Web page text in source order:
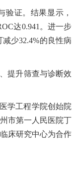
验证。结果显示，
达0.941。进一步
减少32.4%的良性病
提升筛查与诊断效
学工程学院创始院
市第一人民医院丁
床研究中心为合作